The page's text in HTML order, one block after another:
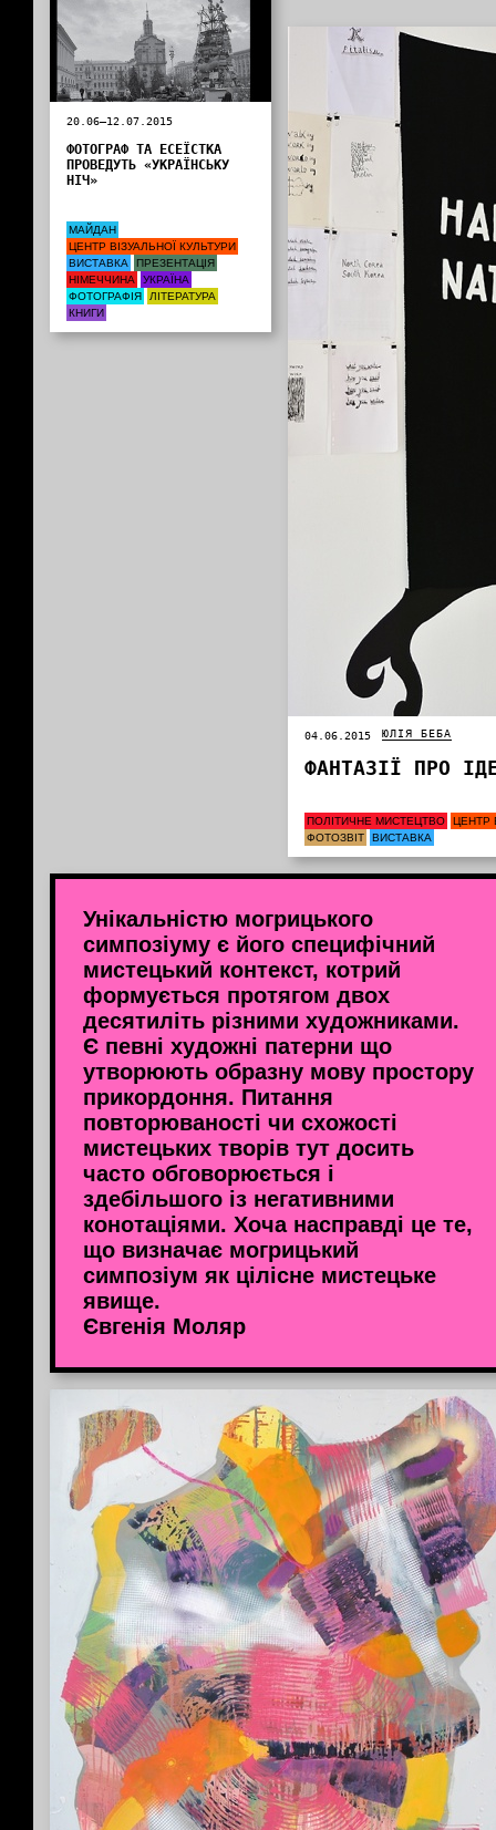
20.06—12.07.2015
ФОТОГРАФ ТА ЕСЕЇСТКА
ПРОВЕДУТЬ «УКРАЇНСЬКУ
НІЧ»
МАЙДАН
ЦЕНТР ВІЗУАЛЬНОЇ КУЛЬТУРИ
ВИСТАВКА
ПРЕЗЕНТАЦІЯ
НІМЕЧЧИНА
УКРАЇНА
ФОТОГРАФІЯ
ЛІТЕРАТУРА
КНИГИ
04.06.2015 ЮЛІЯ БЕБА
ФАНТАЗІЇ ПРО
ПОЛІТИЧНЕ МИСТЕЦТВО
ЦЕНТР
ФОТОЗВІТ
ВИСТАВКА
Унікальністю могрицького
симпозіуму є його специфічний
мистецький контекст, котрий
формується протягом двох
десятиліть різними художниками.
Є певні художні патерни що
утворюють образну мову простору
прикордоння. Питання
повторюваності чи схожості
мистецьких творів тут досить
часто обговорюється і
здебільшого із негативними
конотаціями. Хоча насправді це те,
що визначає могрицький
симпозіум як цілісне мистецьке
явище.
Євгенія Моляр